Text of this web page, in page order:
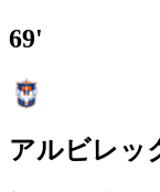
69'
アルビレッ